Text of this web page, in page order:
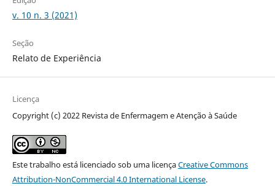
v. 10 n. 3 (2021)
Seção
Relato de Experiência
Licença
Copyright (c) 2022 Revista de Enfermagem e Atenção à Saúde
Este trabalho está licenciado sob uma licençaCreative Commons
Attribution-NonCommercial 4.0 International License.